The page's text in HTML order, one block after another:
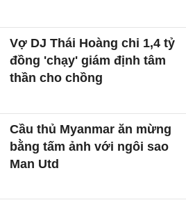
Vợ DJ Thái Hoàng chi 1,4 tỷ
đồng 'chạy' giám định tâm
thần cho chồng
Cầu thủ Myanmar ăn mừng
bằng tấm ảnh với ngôi sao
Man Utd